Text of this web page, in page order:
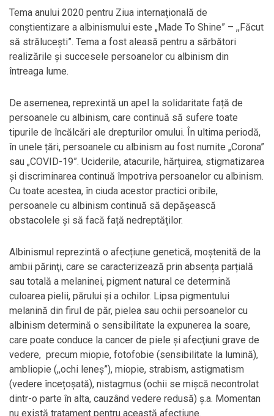
Tema anului 2020 pentru Ziua internațională de
conștientizare a albinismului este „Made To Shine” – ,,Făcut
să strălucești”. Tema a fost aleasă pentru a sărbători
realizările și succesele persoanelor cu albinism din
întreaga lume.
De asemenea, reprexintă un apel la solidaritate față de
persoanele cu albinism, care continuă să sufere toate
tipurile de încălcări ale drepturilor omului. În ultima periodă,
în unele țări, persoanele cu albinism au fost numite „Corona”
sau „COVID-19”. Uciderile, atacurile, hărțuirea, stigmatizarea
și discriminarea continuă împotriva persoanelor cu albinism.
Cu toate acestea, în ciuda acestor practici oribile,
persoanele cu albinism continuă să depășească
obstacolele și să facă față nedreptăților.
Albinismul reprezintă o afecțiune genetică, moştenită de la
ambii părinţi, care se caracterizează prin absența parțială
sau totală a melaninei, pigment natural ce determină
culoarea pielii, părului și a ochilor. Lipsa pigmentului
melanină din firul de păr, pielea sau ochii persoanelor cu
albinism determină o sensibilitate la expunerea la soare,
care poate conduce la cancer de piele şi afecţiuni grave de
vedere, precum miopie, fotofobie (sensibilitate la lumină),
ambliopie (,,ochi leneș”), miopie, strabism, astigmatism
(vedere încețoșată), nistagmus (ochii se mișcă necontrolat
dintr-o parte în alta, cauzând vedere redusă) ș.a. Momentan
nu există tratament pentru această afecțiune.